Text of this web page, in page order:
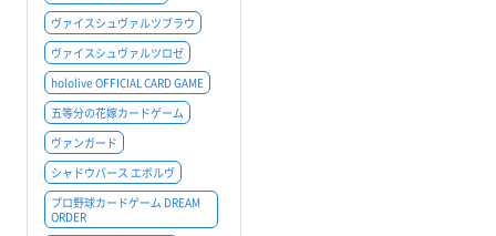
ヴァイスシュヴァルツブラウ
ヴァイスシュヴァルツロゼ
hololive OFFICIAL CARD GAME
五等分の花嫁カードゲーム
ヴァンガード
シャドウバース エボルヴ
プロ野球カードゲーム DREAM
ORDER